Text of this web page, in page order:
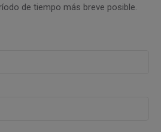
de tiempo más breve posible.